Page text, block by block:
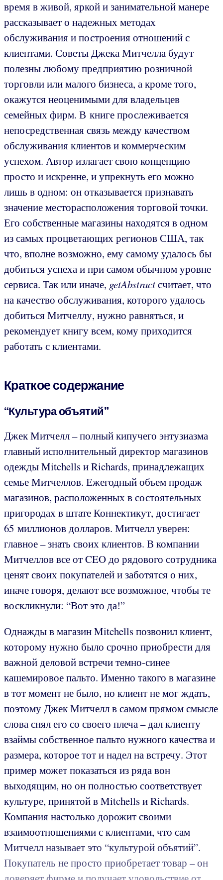
время в живой, яркой и занимательной манере
рассказывает о надежных методах
обслуживания и построения отношений с
клиентами. Советы Джека Митчелла будут
полезны любому предприятию розничной
торговли или малого бизнеса, а кроме того,
окажутся неоценимыми для владельцев
семейных фирм. В книге прослеживается
непосредственная связь между качеством
обслуживания клиентов и коммерческим
успехом. Автор излагает свою концепцию
просто и искренне, и упрекнуть его можно
лишь в одном: он отказывается признавать
значение месторасположения торговой точки.
Его собственные магазины находятся в одном
из самых процветающих регионов США, так
что, вполне возможно, ему самому удалось бы
добиться успеха и при самом обычном уровне
сервиса. Так или иначе, getAbstractсчитает, что
на качество обслуживания, которого удалось
добиться Митчеллу, нужно равняться, и
рекомендует книгу всем, кому приходится
работать с клиентами.
Краткое содержание
“Культура объятий”
Джек Митчелл – полный кипучего энтузиазма
главный исполнительный директор магазинов
одежды Mitchells и Richards, принадлежащих
семье Митчеллов. Ежегодный объем продаж
магазинов, расположенных в состоятельных
пригородах в штате Коннектикут, достигает
65 миллионов долларов. Митчелл уверен:
главное – знать своих клиентов. В компании
Митчеллов все от CEO до рядового сотрудника
ценят своих покупателей и заботятся о них,
иначе говоря, делают все возможное, чтобы те
воскликнули: “Вот это да!”
Однажды в магазин Mitchells позвонил клиент,
которому нужно было срочно приобрести для
важной деловой встречи темно-синее
кашемировое пальто. Именно такого в магазине
в тот момент не было, но клиент не мог ждать,
поэтому Джек Митчелл в самом прямом смысле
слова снял его со своего плеча – дал клиенту
взаймы собственное пальто нужного качества и
размера, которое тот и надел на встречу. Этот
пример может показаться из ряда вон
выходящим, но он полностью соответствует
культуре, принятой в Mitchells и Richards.
Компания настолько дорожит своими
взаимоотношениями с клиентами, что сам
Митчелл называет это “культурой объятий”.
Покупатель не просто приобретает товар – он